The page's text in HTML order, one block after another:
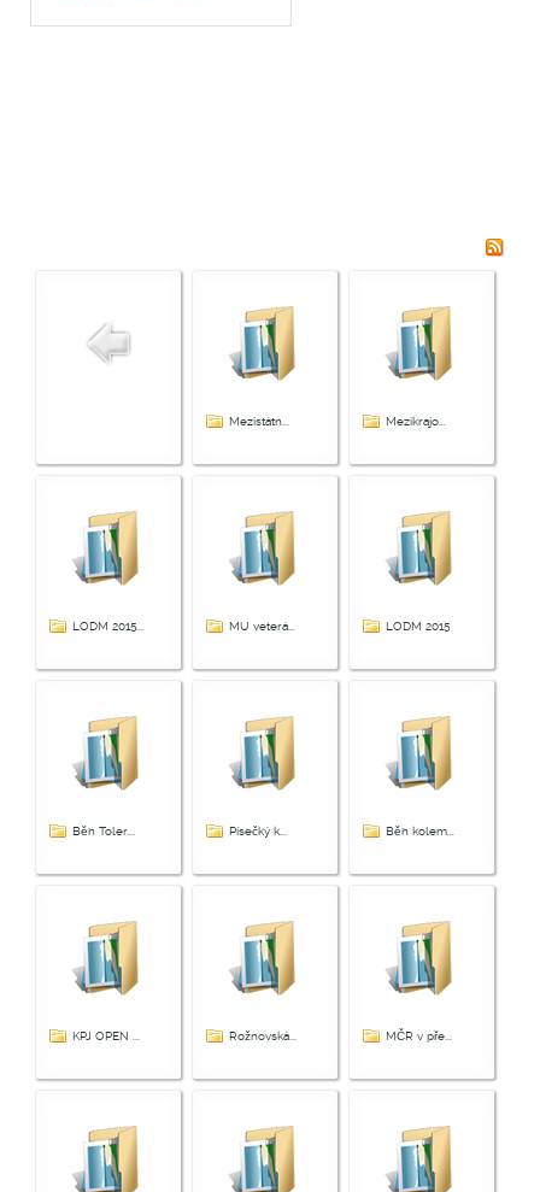
Mezistátn... Mezikrajo...
LODM 2015... MU veterá... LODM 2015
Běh Toler... Písečký k... Běh kolem...
KPJ OPEN ... Rožnovská... MČR v pře...